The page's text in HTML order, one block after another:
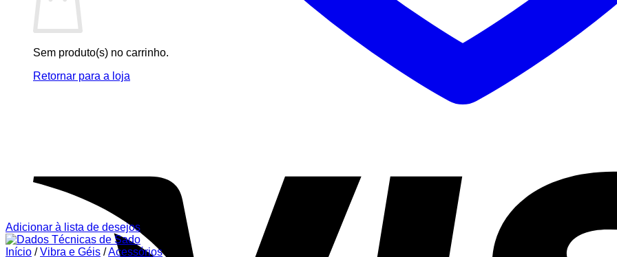
Sem produto(s) no carrinho.
Retornar para a loja
Adicionar à lista de desejos
Início / Vibra e Géis /Acessórios